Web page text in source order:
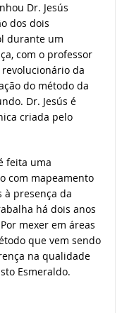
Dr. Jesús
dos dois
durante um
com o professor
da
do método da
Dr. Jesús é
criada pelo
feita uma
com mapeamento
à presença da
há dois anos
mexer em áreas
que vem sendo
na qualidade
Esmeraldo.